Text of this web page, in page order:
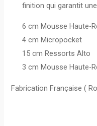
finition qui garantit
6 cm Mousse Haute-
4 cm Micropocket
15 cm Ressorts Alto
3 cm Mousse Haute-
Fabrication Française (